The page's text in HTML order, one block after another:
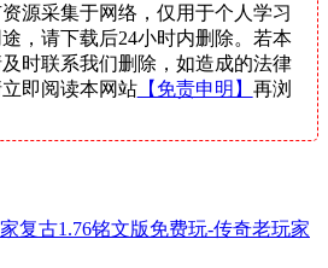
源采集于网络，仅用于个人学习
，请下载后24小时内删除。若本
时联系我们删除，如造成的法律
即阅读本网站【免责申明】 再浏
复古1.76铭文版免费玩-传奇老玩家